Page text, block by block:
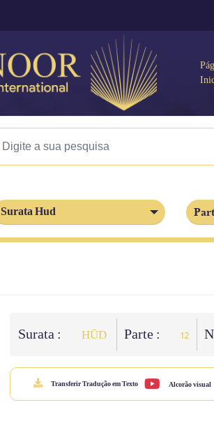
Surata Hud
Surata : HŪD Parte : 12
Transferir Tradução em Texto Alcorão visual